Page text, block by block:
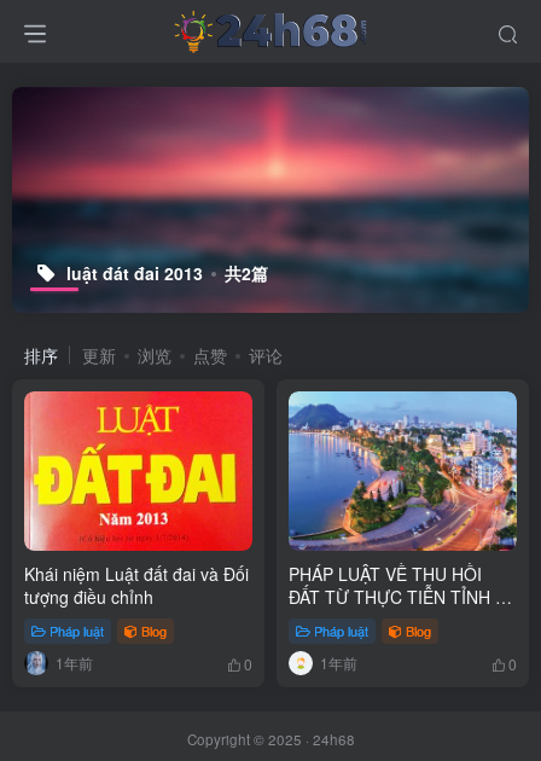
luật đát đai 2013 共2篇
排序 更新 浏览 点赞 评论
Khái niệm Luật đất đai và Đối
tượng điều chỉnh
Pháp luật Blog
1年前 0
PHÁP LUẬT VỀ THU HỒI
ĐẤT TỪ THỰC TIỄN TỈNH BÀ
RỊA – VŨNG TÀU
Pháp luật Blog
1年前 0
Copyright © 2025 · 24h68